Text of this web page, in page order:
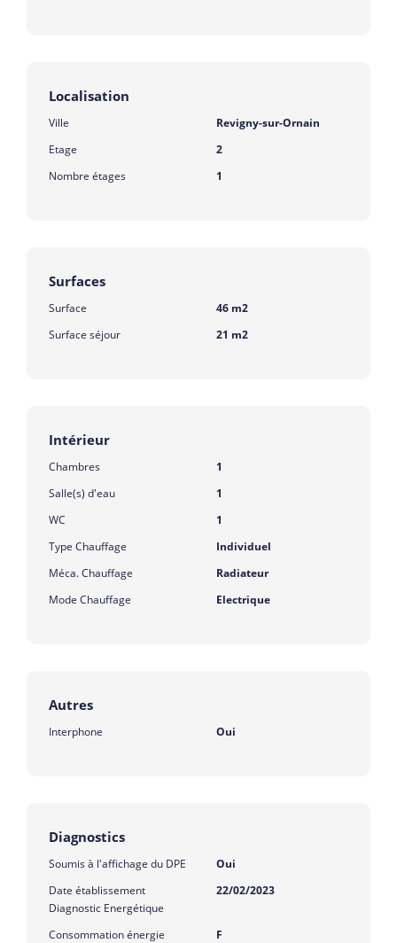
Localisation
Ville
Revigny-sur-Ornain
Etage
2
Nombre étages
1
Surfaces
Surface
46 m2
Surface séjour
21 m2
Intérieur
Chambres
1
Salle(s) d'eau
1
WC
1
Type Chauffage
Individuel
Méca. Chauffage
Radiateur
Mode Chauffage
Electrique
Autres
Interphone Oui
Diagnostics
Soumis à l'affichage du DPE
Oui
Date établissement
Diagnostic Energétique
22/02/2023
Consommation énergie F